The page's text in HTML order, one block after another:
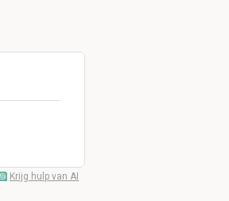
Krijg hulp van AI